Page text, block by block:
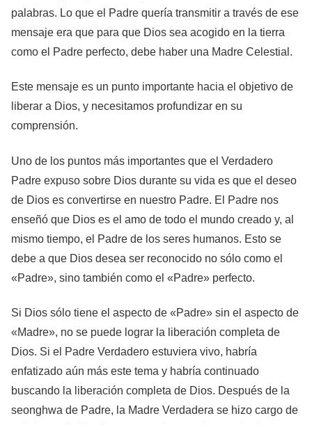
palabras. Lo que el Padre quería transmitir a través de ese
mensaje era que para que Dios sea acogido en la tierra
como el Padre perfecto, debe haber una Madre Celestial.
Este mensaje es un punto importante hacia el objetivo de
liberar a Dios, y necesitamos profundizar en su
comprensión.
Uno de los puntos más importantes que el Verdadero
Padre expuso sobre Dios durante su vida es que el deseo
de Dios es convertirse en nuestro Padre. El Padre nos
enseñó que Dios es el amo de todo el mundo creado y, al
mismo tiempo, el Padre de los seres humanos. Esto se
debe a que Dios desea ser reconocido no sólo como el
«Padre», sino también como el «Padre» perfecto.
Si Dios sólo tiene el aspecto de «Padre» sin el aspecto de
«Madre», no se puede lograr la liberación completa de
Dios. Si el Padre Verdadero estuviera vivo, habría
enfatizado aún más este tema y habría continuado
buscando la liberación completa de Dios. Después de la
seonghwa de Padre, la Madre Verdadera se hizo cargo de